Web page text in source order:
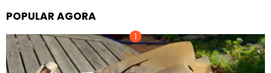
POPULAR AGORA